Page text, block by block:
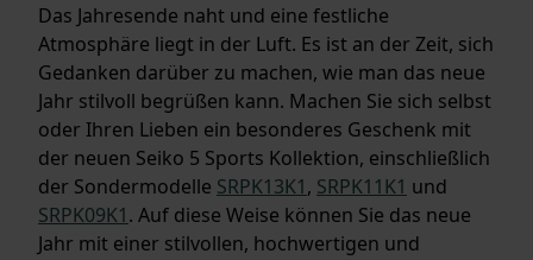
Das Jahresende naht und eine festliche
Atmosphäre liegt in der Luft. Es ist an der Zeit, sich
Gedanken darüber zu machen, wie man das neue
Jahr stilvoll begrüßen kann. Machen Sie sich selbst
oder Ihren Lieben ein besonderes Geschenk mit
der neuen Seiko 5 Sports Kollektion, einschließlich
der Sondermodelle SRPK13K1, SRPK11K1 und
SRPK09K1. Auf diese Weise können Sie das neue
Jahr mit einer stilvollen, hochwertigen und